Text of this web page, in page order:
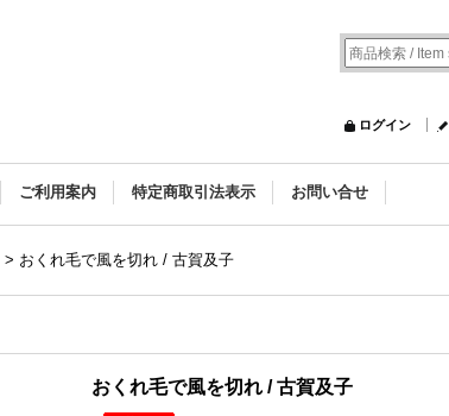
ログイン
ご利用案内 特定商取引法表示 お問い合せ
> おくれ毛で風を切れ / 古賀及子
おくれ毛で風を切れ / 古賀及子